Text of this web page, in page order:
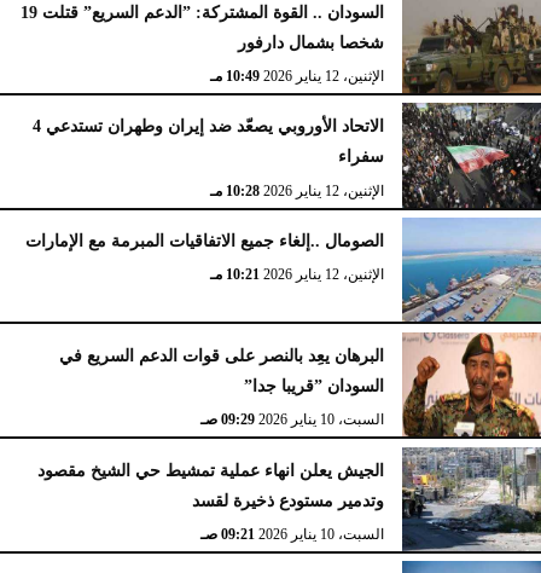
السودان .. القوة المشتركة: ”الدعم السريع” قتلت 19
شخصا بشمال دارفور
الإثنين، 12 يناير 2026 10:49 مـ
الاتحاد الأوروبي يصعّد ضد إيران وطهران تستدعي 4
سفراء
الإثنين، 12 يناير 2026 10:28 مـ
الصومال ..إلغاء جميع الاتفاقيات المبرمة مع الإمارات
الإثنين، 12 يناير 2026 10:21 مـ
البرهان يعِد بالنصر على قوات الدعم السريع في
السودان ”قريبا جدا”
السبت، 10 يناير 2026 09:29 صـ
الجيش يعلن انهاء عملية تمشيط حي الشيخ مقصود
وتدمير مستودع ذخيرة لقسد
السبت، 10 يناير 2026 09:21 صـ